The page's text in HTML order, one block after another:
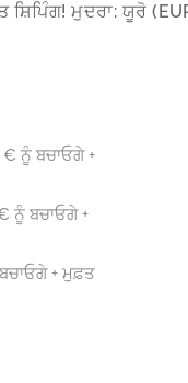
ਸ਼ਿਪਿੰਗ! ਮੁਦਰਾ: ਯੂਰੋ
€ ਨੂੰ ਬਚਾਓਗੇ +
ਨੂੰ ਬਚਾਓਗੇ +
+ ਮੁਫ਼ਤ